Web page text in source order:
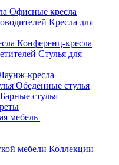
Офисные кресла
Кресла для
Конференц-кресла
Стулья для
кресла
Обеденные стулья
Барные стулья
мебель
Коллекции